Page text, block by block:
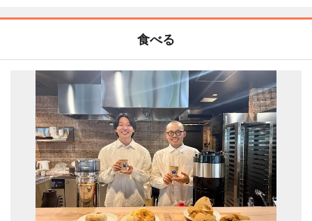
食べる